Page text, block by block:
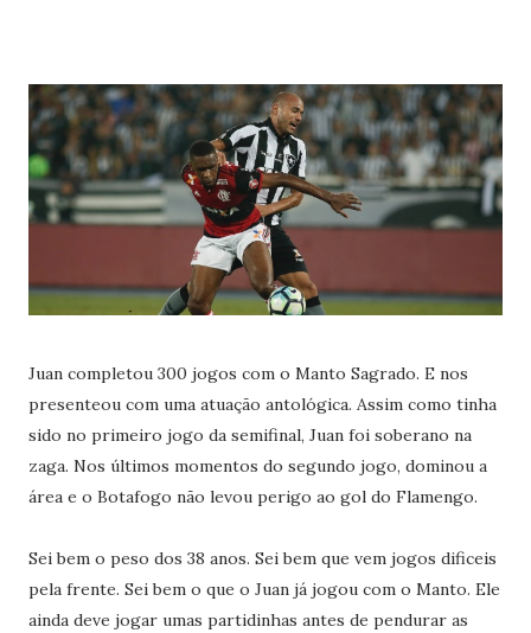
Juan completou 300 jogos com o Manto Sagrado. E nos
presenteou com uma atuação antológica. Assim como tinha
sido no primeiro jogo da semifinal, Juan foi soberano na
zaga. Nos últimos momentos do segundo jogo, dominou a
área e o Botafogo não levou perigo ao gol do Flamengo.
Sei bem o peso dos 38 anos. Sei bem que vem jogos dificeis
pela frente. Sei bem o que o Juan já jogou com o Manto. Ele
ainda deve jogar umas partidinhas antes de pendurar as